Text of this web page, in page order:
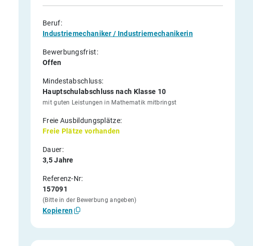
Beruf:
Industriemechaniker / Industriemechanikerin
Bewerbungsfrist:
Offen
Mindestabschluss:
Hauptschulabschluss nach Klasse 10
mit guten Leistungen in Mathematik mitbringst
Freie Ausbildungsplätze:
Freie Plätze vorhanden
Dauer:
3,5 Jahre
Referenz-Nr:
157091
(Bitte in der Bewerbung angeben)
Kopieren